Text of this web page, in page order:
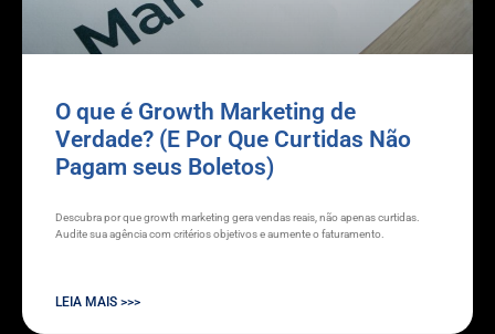
O que é Growth Marketing de
Verdade? (E Por Que Curtidas Não
Pagam seus Boletos)
Descubra por que growth marketing gera vendas reais, não apenas curtidas.
Audite sua agência com critérios objetivos e aumente o faturamento.
LEIA MAIS >>>